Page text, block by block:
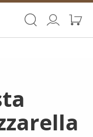
Mein
Mein